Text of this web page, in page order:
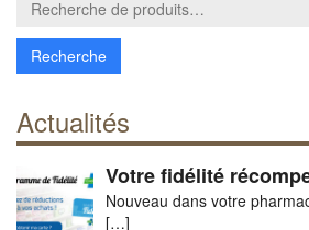
Actualités
Votre fidélité
Nouveau dans votre
[…]